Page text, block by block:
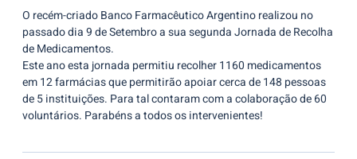
O recém-criado Banco Farmacêutico Argentino realizou no
passado dia 9 de Setembro a sua segunda Jornada de Recolha
de Medicamentos.
Este ano esta jornada permitiu recolher 1160 medicamentos
em 12 farmácias que permitirão apoiar cerca de 148 pessoas
de 5 instituições. Para tal contaram com a colaboração de 60
voluntários. Parabéns a todos os intervenientes!